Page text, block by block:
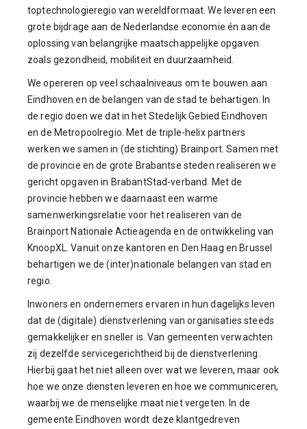
toptechnologieregio van wereldformaat. We leveren een
grote bijdrage aan de Nederlandse economie én aan de
oplossing van belangrijke maatschappelijke opgaven
zoals gezondheid, mobiliteit en duurzaamheid.
We opereren op veel schaalniveaus om te bouwen aan
Eindhoven en de belangen van de stad te behartigen. In
de regio doen we dat in het Stedelijk Gebied Eindhoven
en de Metropoolregio. Met de triple-helix partners
werken we samen in (de stichting) Brainport. Samen met
de provincie en de grote Brabantse steden realiseren we
gericht opgaven in BrabantStad-verband. Met de
provincie hebben we daarnaast een warme
samenwerkingsrelatie voor het realiseren van de
Brainport Nationale Actieagenda en de ontwikkeling van
KnoopXL. Vanuit onze kantoren en Den Haag en Brussel
behartigen we de (inter)nationale belangen van stad en
regio.
Inwoners en ondernemers ervaren in hun dagelijks leven
dat de (digitale) dienstverlening van organisaties steeds
gemakkelijker en sneller is. Van gemeenten verwachten
zij dezelfde servicegerichtheid bij de dienstverlening.
Hierbij gaat het niet alleen over wat we leveren, maar ook
hoe we onze diensten leveren en hoe we communiceren,
waarbij we de menselijke maat niet vergeten. In de
gemeente Eindhoven wordt deze klantgedreven